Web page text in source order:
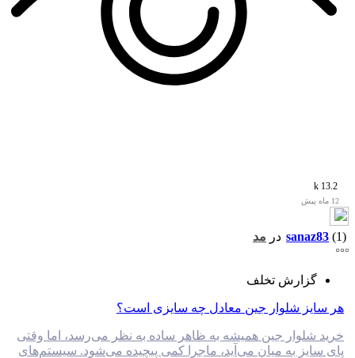
13.2 k
12 ماه پیش
sanaz83 (1) در مد
گزارش تخلف
هر سایز شلوار جین معادل چه سایزی است؟
خرید شلوار جین همیشه به ظاهر ساده به نظر می‌رسد، اما وقتی
پای سایز به میان می‌آید، ماجرا کمی پیچیده می‌شود. سیستم‌های